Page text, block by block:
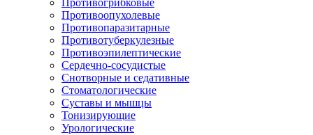
Противогрибковые
Противоопухолевые
Противопаразитарные
Противотуберкулезные
Противоэпилептические
Сердечно-сосудистые
Снотворные и седативные
Стоматологические
Суставы и мышцы
Тонизирующие
Урологические